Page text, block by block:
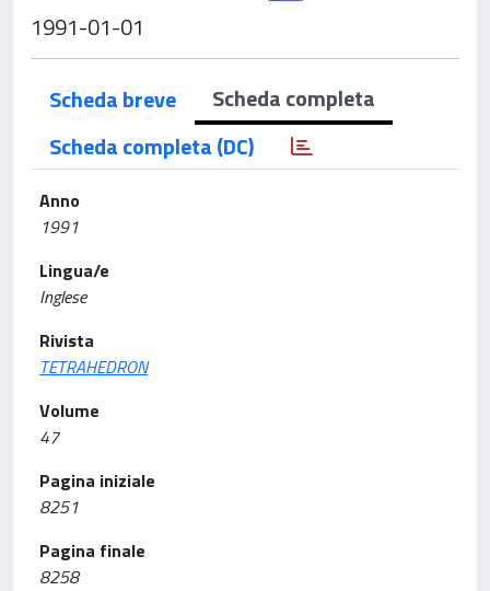
1991-01-01
Scheda breve
Scheda completa
Scheda completa (DC)
Anno
1991
Lingua/e
Inglese
Rivista
TETRAHEDRON
Volume
47
Pagina iniziale
8251
Pagina finale
8258